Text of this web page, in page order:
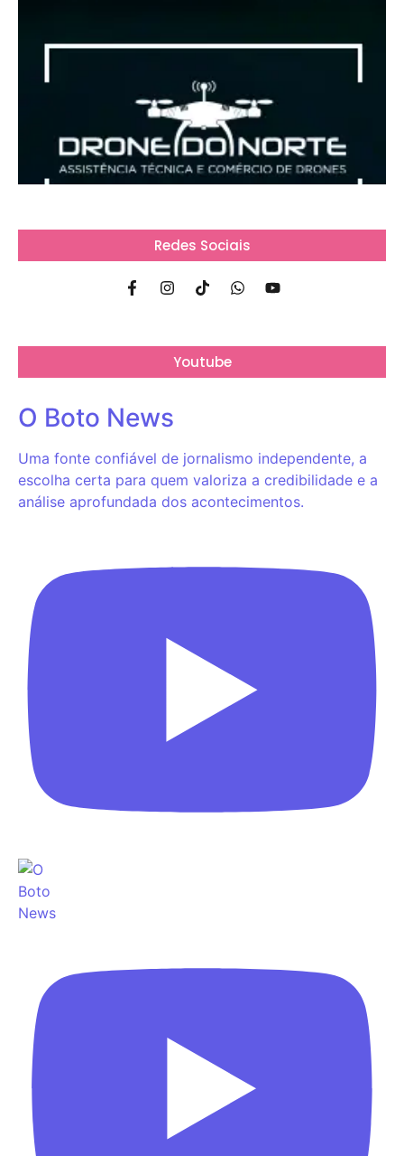
Redes Sociais
Youtube
O Boto News
Uma fonte confiável de jornalismo independente, a
escolha certa para quem valoriza a credibilidade e a
análise aprofundada dos acontecimentos.